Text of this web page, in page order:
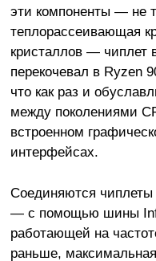
эти компоненты — не
теплорассеивающая
кристаллов —
перекочевал в Ryzen
что как раз и
между поколениями
встроенном
интерфейсах.
Соединяются чиплеты
— с помощью шины
работающей на
раньше,